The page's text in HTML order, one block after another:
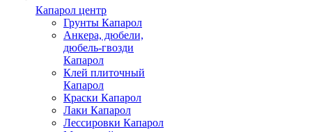
Капарол центр
Грунты Капарол
Анкера, дюбели,
дюбель-гвозди
Капарол
Клей плиточный
Капарол
Краски Капарол
Лаки Капарол
Лессировки Капарол